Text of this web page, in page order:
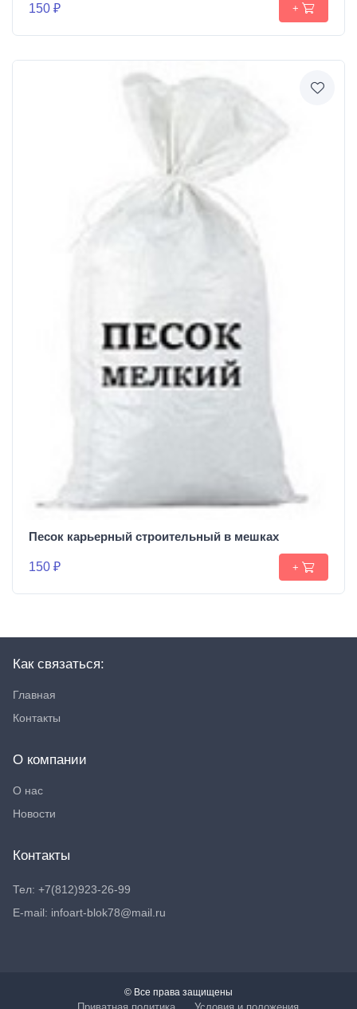
150 ₽ +
Песок карьерный строительный в мешках
150 ₽ +
Как связаться:
Главная
Контакты
О компании
О нас
Новости
Контакты
Тел: +7(812)923-26-99
E-mail: infoart-blok78@mail.ru
© Все права защищены